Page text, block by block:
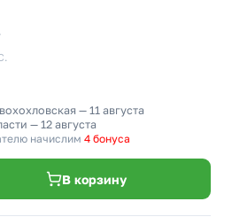
— 11 августа
— 12 августа
начислим 4 бонуса
В корзину